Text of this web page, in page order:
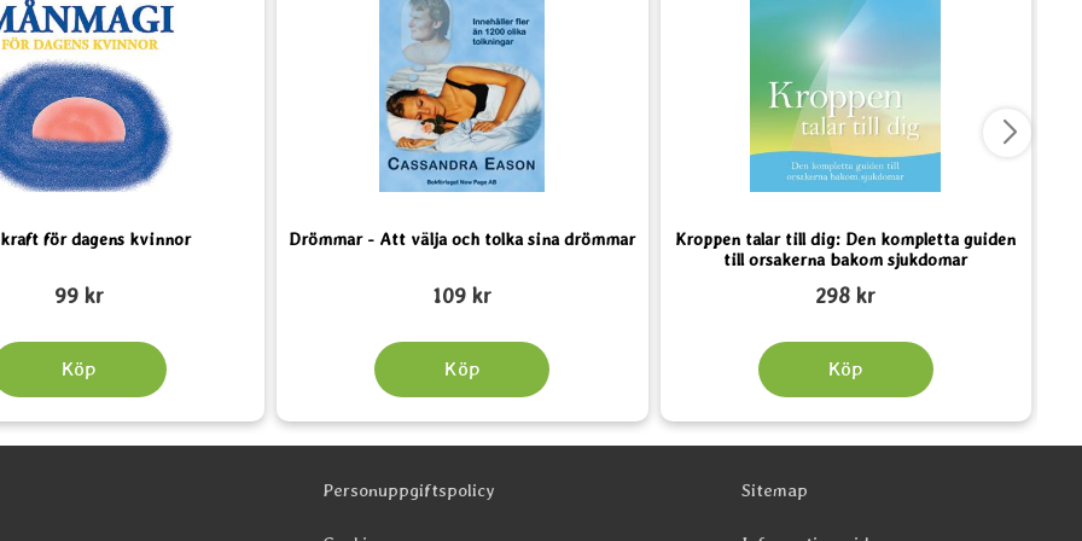
för dagens kvinnor
99 kr
Köp
Drömmar - Att välja och tolka sina drömmar
109 kr
Köp
Kroppen talar till dig: Den kompletta guiden
till orsakerna bakom sjukdomar
298 kr
Köp
Personuppgiftspolicy Sitemap